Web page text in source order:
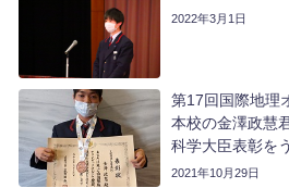
2022年3月1日
第17回国際地理
本校の金澤政慧
科学大臣表彰を
2021年10月29日